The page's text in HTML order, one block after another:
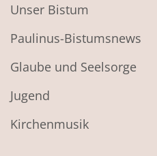
Unser Bistum
Paulinus-Bistumsnews
Glaube und Seelsorge
Jugend
Kirchenmusik